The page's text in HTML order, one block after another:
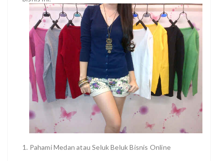
1. Pahami Medan atau Seluk Beluk Bisnis Online